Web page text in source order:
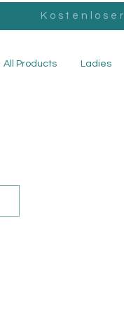
All Products Ladies